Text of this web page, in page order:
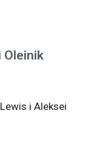
Oleinik
i Aleksei